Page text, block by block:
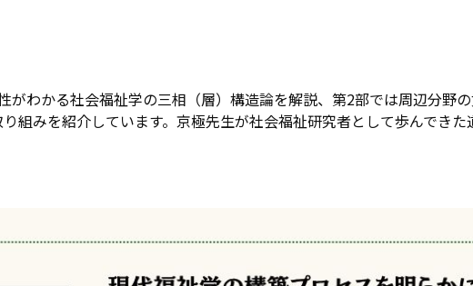
がわかる社会福祉学の三相（層）構造論を解説、第2部では周辺分野
組みを紹介しています。京極先生が社会福祉研究者として歩んでき